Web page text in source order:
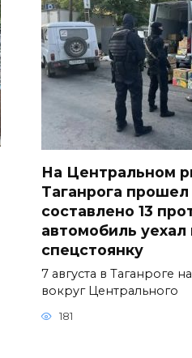
На Центральном
Таганрога
составлено 13
автомобиль уехал
спецстоянку
7 августа в Таганроге
вокруг Центрального
181